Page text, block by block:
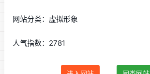
网站分类：虚拟形象
人气指数：2781